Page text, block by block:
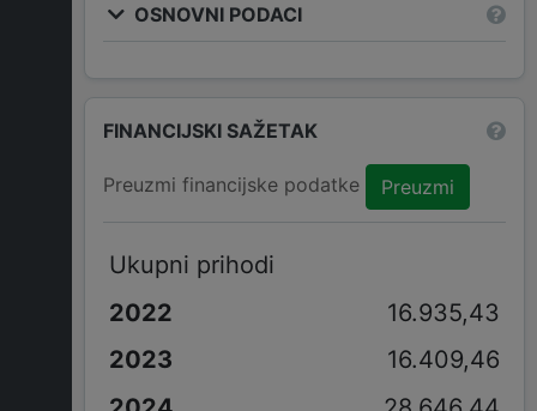
OSNOVNI PODACI
FINANCIJSKI SAŽETAK
Preuzmi financijske podatke Preuzmi
Ukupni prihodi
16.935,43
16.409,46